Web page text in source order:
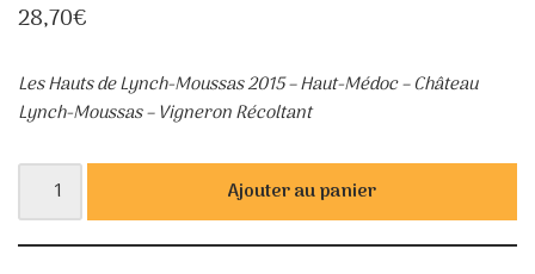
28,70€
Les Hauts de Lynch-Moussas 2015 – Haut-Médoc – Château
Lynch-Moussas – Vigneron Récoltant
Ajouter au panier